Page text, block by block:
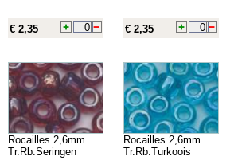
€ 2,35 € 2,35
Rocailles 2,6mm
Tr.Rb.Seringen
Rocailles 2,6mm
Tr.Rb.Turkoois